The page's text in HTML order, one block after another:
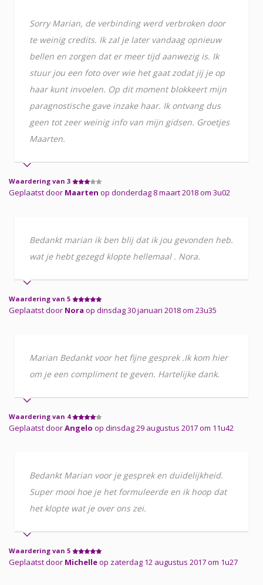
Sorry Marian, de verbinding werd verbroken door
te weinig credits. Ik zal je later vandaag opnieuw
bellen en zorgen dat er meer tijd aanwezig is. Ik
stuur jou een foto over wie het gaat zodat jij je op
haar kunt invoelen. Op dit moment blokkeert mijn
paragnostische gave inzake haar. Ik ontvang dus
geen tot zeer weinig info van mijn gidsen. Groetjes
Maarten.
Waardering van 3
Geplaatst door Maarten op donderdag 8 maart 2018 om 3u02
Bedankt marian ik ben blij dat ik jou gevonden heb.
wat je hebt gezegd klopte hellemaal . Nora.
Waardering van 5
Geplaatst door Nora op dinsdag 30 januari 2018 om 23u35
Marian Bedankt voor het fijne gesprek .Ik kom hier
om je een compliment te geven. Hartelijke dank.
Waardering van 4
Geplaatst doorAngelo op dinsdag 29 augustus 2017 om 11u42
Bedankt Marian voor je gesprek en duidelijkheid.
Super mooi hoe je het formuleerde en ik hoop dat
het klopte wat je over ons zei.
Waardering van 5
Geplaatst door Michelleop zaterdag 12 augustus 2017 om 1u27